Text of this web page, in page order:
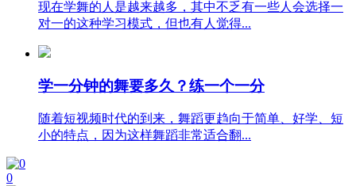
现在学舞的人是越来越多，其中不乏有一些人会选择一
对一的这种学习模式，但也有人觉得...
学一分钟的舞要多久？练一个一分
随着短视频时代的到来，舞蹈更趋向于简单、好学、短
小的特点，因为这样舞蹈非常适合翻...
0